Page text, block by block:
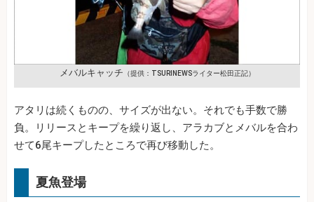
メバルキャッチ （提供：TSURINEWSライター松田正記）
アタリは続くものの、サイズが出ない。それでも手数で勝
負。リリースとキープを繰り返し、アラカブとメバルを合わ
せて6尾キープしたところで再び移動した。
夏魚登場